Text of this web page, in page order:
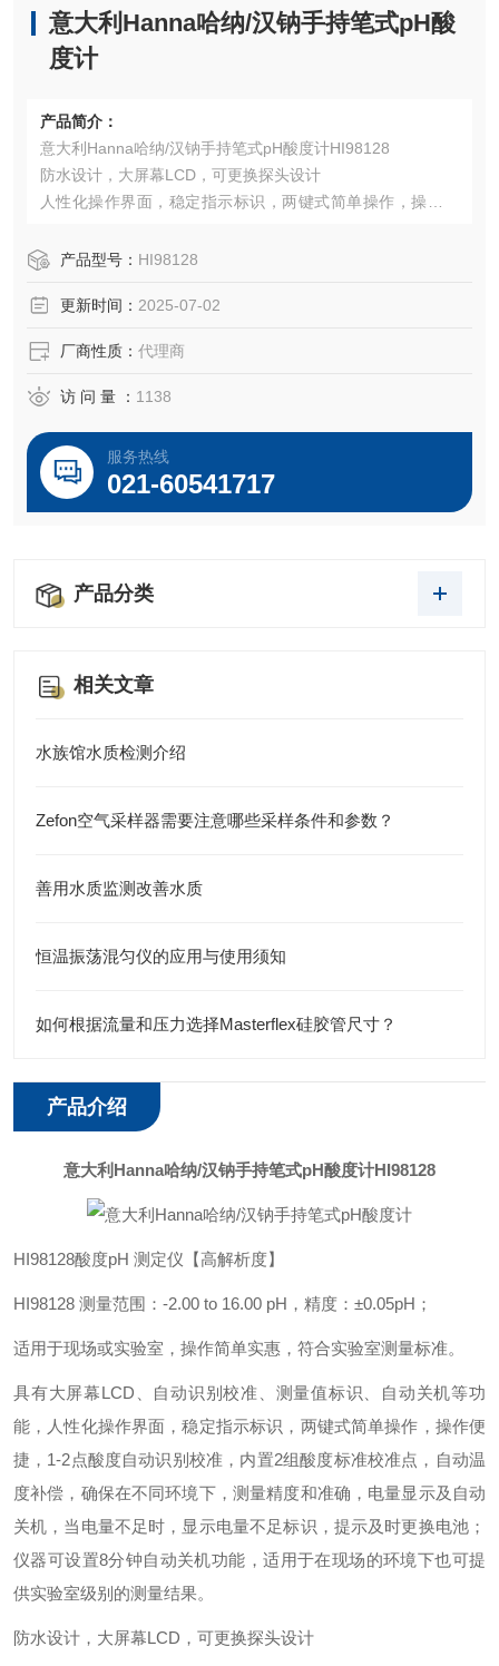
意大利Hanna哈纳/汉钠手持笔式pH酸
度计
产品简介：
意大利Hanna哈纳/汉钠手持笔式pH酸度计HI98128
防水设计，大屏幕LCD，可更换探头设计
人性化操作界面，稳定指示标识，两键式简单操作，操作便
自动识别校准，内置2 组酸度校准点
BEPS 低电量防错系统，电量不足显示标识，可设置8 分钟自
适用于实验室级别或室外环境的测量
产品型号： HI98128
更新时间： 2025-07-02
厂商性质： 代理商
访 问 量 ： 1138
服务热线
021-60541717
产品分类
相关文章
水族馆水质检测介绍
Zefon空气采样器需要注意哪些采样条件和参数？
善用水质监测改善水质
恒温振荡混匀仪的应用与使用须知
如何根据流量和压力选择Masterflex硅胶管尺寸？
产品介绍
意大利Hanna哈纳/汉钠手持笔式pH酸度计HI98128
HI98128酸度pH 测定仪【高解析度】
HI98128 测量范围：-2.00 to 16.00 pH，精度：±0.05pH；
适用于现场或实验室，操作简单实惠，符合实验室测量标准。
具有大屏幕LCD、自动识别校准、测量值标识、自动关机等功
能，人性化操作界面，稳定指示标识，两键式简单操作，操作便
捷，1-2点酸度自动识别校准，内置2组酸度标准校准点，自动温
度补偿，确保在不同环境下，测量精度和准确，电量显示及自动
关机，当电量不足时，显示电量不足标识，提示及时更换电池；
仪器可设置8分钟自动关机功能，适用于在现场的环境下也可提
供实验室级别的测量结果。
防水设计，大屏幕LCD，可更换探头设计